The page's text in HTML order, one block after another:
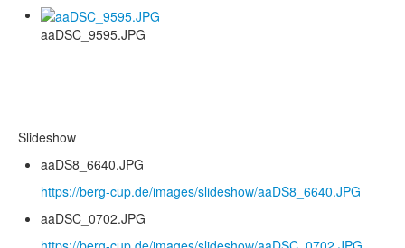
aaDSC_9595.JPG
Slideshow
aaDS8_6640.JPG
https://berg-cup.de/images/slideshow/aaDS8_6640.JPG
aaDSC_0702.JPG